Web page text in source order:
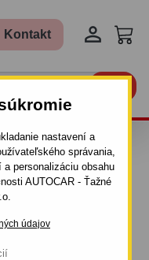
nastavení a
správania,
personalizáciu obsahu
AUTOCAR - Ťažné
údajov
Kontakt 